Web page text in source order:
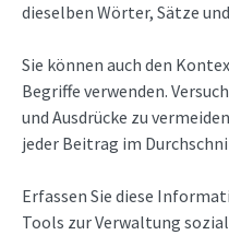
dieselben Wörter, Sätze
Sie können auch den
Begriffe verwenden.
und Ausdrücke zu
jeder Beitrag im
Erfassen Sie diese
Tools zur Verwaltung